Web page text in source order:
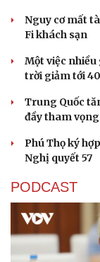
Thể thao
Bóng đá
Thế giới thể thao
eSports
Hậu trường
Nguy cơ mất
Fi khách sạn
Một việc nhiều
trời giảm tới
Trung Quốc
đầy tham vọng
Phú Thọ ký
Nghị quyết 57
PODCAST